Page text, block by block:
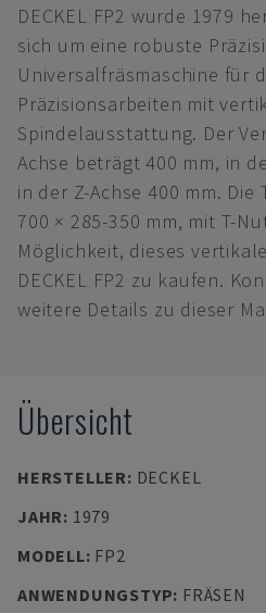
DECKEL FP2 wurde 1979
sich um eine robuste
Universalfräsmaschine für
Präzisionsarbeiten mit
Spindelausstattung. Der
Achse beträgt 400 mm, in
in der Z-Achse 400 mm.
700 × 285-350 mm, mit T-
Möglichkeit, dieses
DECKEL FP2 zu kaufen.
weitere Details zu dieser
Übersicht
HERSTELLER: DECKEL
JAHR: 1979
MODELL: FP2
ANWENDUNGSTYP: FRÄSEN